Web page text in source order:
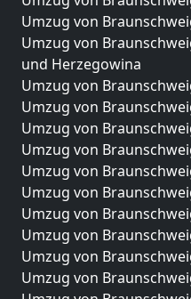
Umzug von
Umzug von
und Herzegowina
Umzug von
Umzug von
Umzug von
Umzug von
Umzug von
Umzug von
Umzug von
Umzug von
Umzug von
Umzug von